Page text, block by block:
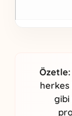
Özetle:
herkes
gibi